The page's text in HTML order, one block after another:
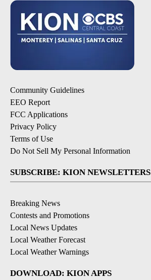
Community Guidelines
EEO Report
FCC Applications
Privacy Policy
Terms of Use
Do Not Sell My Personal Information
SUBSCRIBE: KION NEWSLETTERS
Breaking News
Contests and Promotions
Local News Updates
Local Weather Forecast
Local Weather Warnings
DOWNLOAD: KION APPS